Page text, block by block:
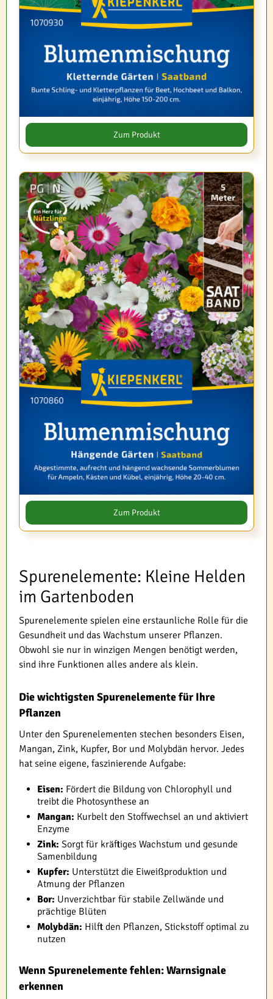
Zum Produkt
Zum Produkt
Spurenelemente: Kleine Helden
im Gartenboden
Spurenelemente spielen eine erstaunliche Rolle für die
Gesundheit und das Wachstum unserer Pflanzen.
Obwohl sie nur in winzigen Mengen benötigt werden,
sind ihre Funktionen alles andere als klein.
Die wichtigsten Spurenelemente für Ihre
Pflanzen
Unter den Spurenelementen stechen besonders Eisen,
Mangan, Zink, Kupfer, Bor und Molybdän hervor. Jedes
hat seine eigene, faszinierende Aufgabe:
Eisen: Fördert die Bildung von Chlorophyll und
treibt die Photosynthese an
Mangan: Kurbelt den Stoffwechsel an und aktiviert
Enzyme
Zink: Sorgt für kräftiges Wachstum und gesunde
Samenbildung
Kupfer: Unterstützt die Eiweißproduktion und
Atmung der Pflanzen
Bor: Unverzichtbar für stabile Zellwände und
prächtige Blüten
Molybdän: Hilft den Pflanzen, Stickstoff optimal zu
nutzen
Wenn Spurenelemente fehlen: Warnsignale
erkennen